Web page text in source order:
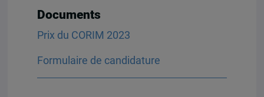
Documents
Prix du CORIM 2023
Formulaire de candidature